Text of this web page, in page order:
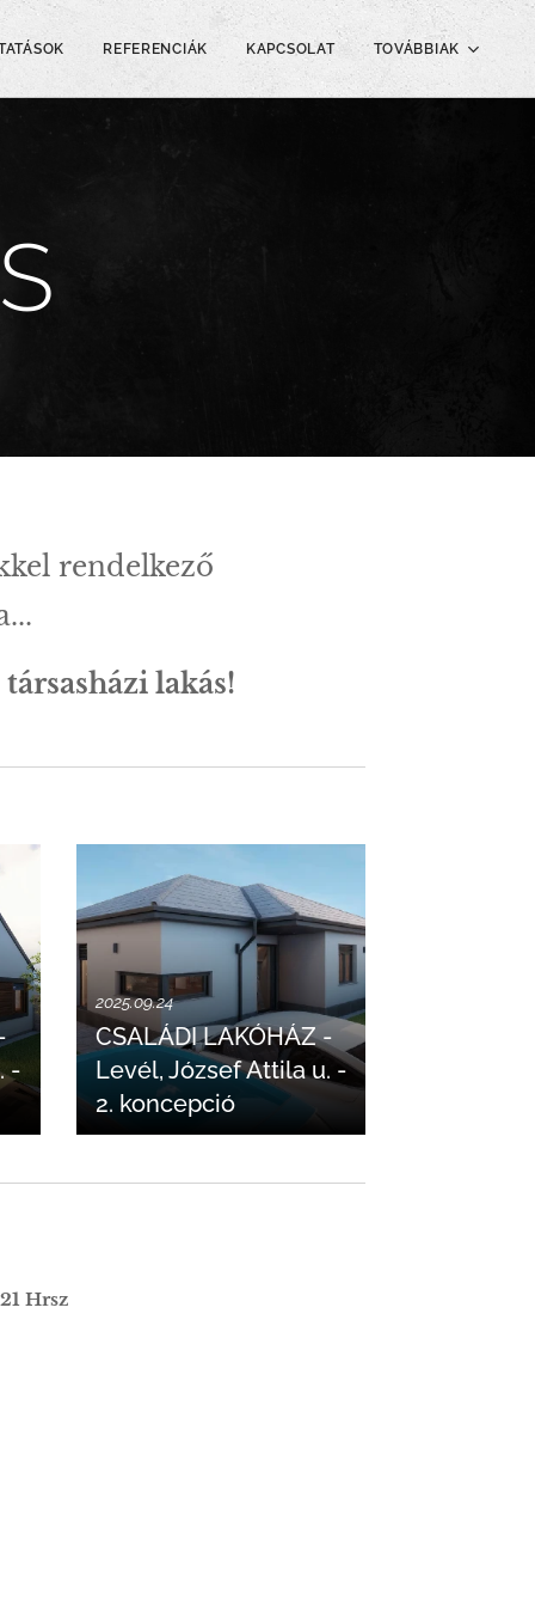
REFERENCIÁK KAPCSOLAT TOVÁBBIAK
rendelkező
társasházi lakás!
-
2025.09.24
CSALÁDI LAKÓHÁZ -
Levél, József Attila u. -
2. koncepció
Hrsz